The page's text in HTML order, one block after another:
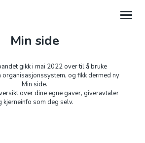
Min side
gikk i mai 2022 over til å bruke
organisasjonssystem, og fikk dermed ny
Min side.
over dine egne gaver, giveravtaler
kjerneinfo som deg selv.